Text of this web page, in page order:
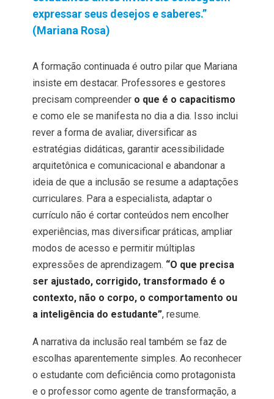
expressar seus desejos e saberes.”
(Mariana Rosa)
A formação continuada é outro pilar que Mariana
insiste em destacar. Professores e gestores
precisam compreender o que é o capacitismo
e como ele se manifesta no dia a dia. Isso inclui
rever a forma de avaliar, diversificar as
estratégias didáticas, garantir acessibilidade
arquitetônica e comunicacional e abandonar a
ideia de que a inclusão se resume a adaptações
curriculares. Para a especialista, adaptar o
currículo não é cortar conteúdos nem encolher
experiências, mas diversificar práticas, ampliar
modos de acesso e permitir múltiplas
expressões de aprendizagem. “O que precisa
ser ajustado, corrigido, transformado é o
contexto, não o corpo, o comportamento ou
a inteligência do estudante”, resume.
A narrativa da inclusão real também se faz de
escolhas aparentemente simples. Ao reconhecer
o estudante com deficiência como protagonista
e o professor como agente de transformação, a